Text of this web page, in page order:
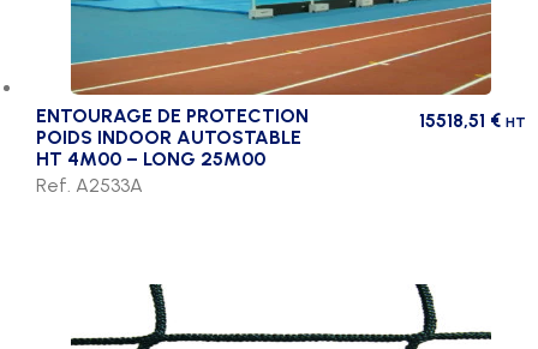
ENTOURAGE DE PROTECTION
POIDS INDOOR AUTOSTABLE
HT 4M00 – LONG 25M00
15518,51 € HT
Ref. A2533A